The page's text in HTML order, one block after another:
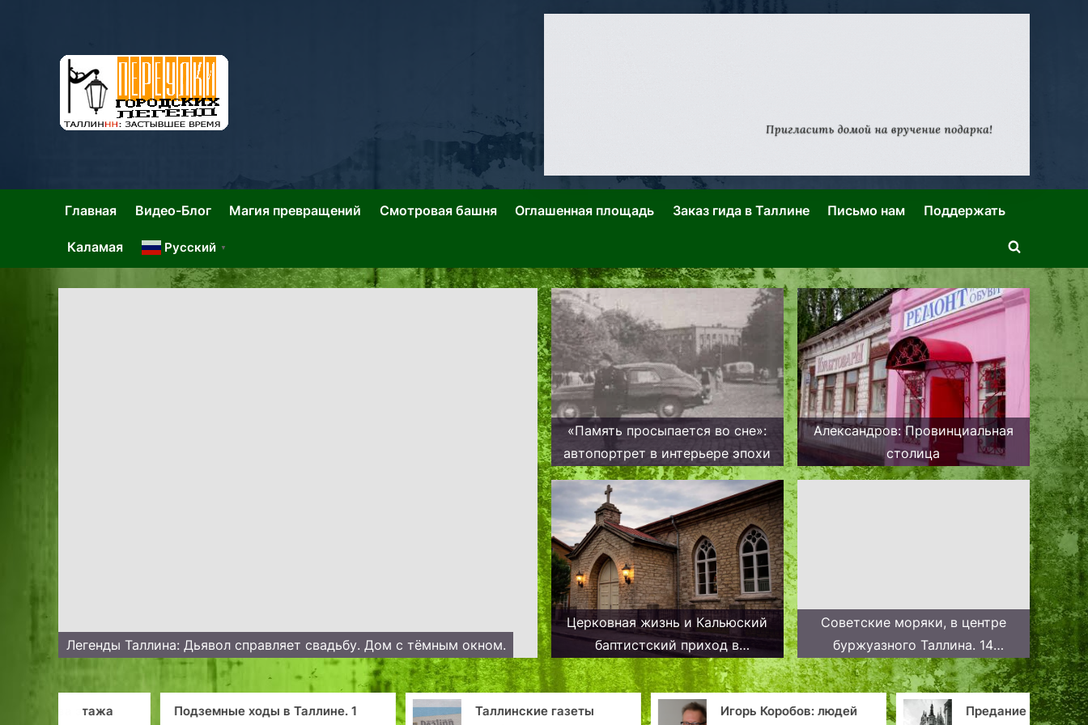
Главная Видео-Блог Магия превращений Смотровая башня Оглашенная площадь Заказ гида в Таллине Письмо нам Поддержать
Каламая Русский ▼
Toggle
search
form
Легенды Таллина: Дьявол справляет свадьбу. Дом с тёмным окном.
«Память просыпается во сне»:
автопортрет в интерьере эпохи
Александров: Провинциальная
столица
Церковная жизнь и Кальюский
баптистский приход в
послевоенные годы на Каламая
Советские моряки, в центре
буржуазного Таллина. 14
октября 1939 года.
Подземные ходы в Таллине. 1
Таллинские газеты
Игорь Коробов: людей
Предание о болтливом